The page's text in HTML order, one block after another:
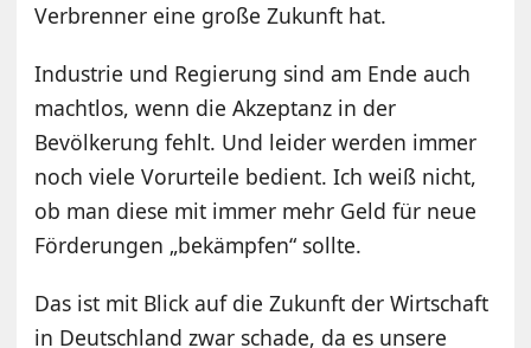
Verbrenner eine große Zukunft hat.
Industrie und Regierung sind am Ende auch
machtlos, wenn die Akzeptanz in der
Bevölkerung fehlt. Und leider werden immer
noch viele Vorurteile bedient. Ich weiß nicht,
ob man diese mit immer mehr Geld für neue
Förderungen „bekämpfen“ sollte.
Das ist mit Blick auf die Zukunft der Wirtschaft
in Deutschland zwar schade, da es unsere